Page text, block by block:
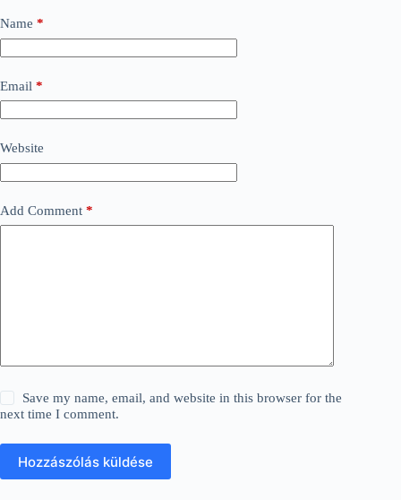
Name *
Email *
Website
Add Comment *
Save my name, email, and website in this browser for the
next time I comment.
Hozzászólás küldése